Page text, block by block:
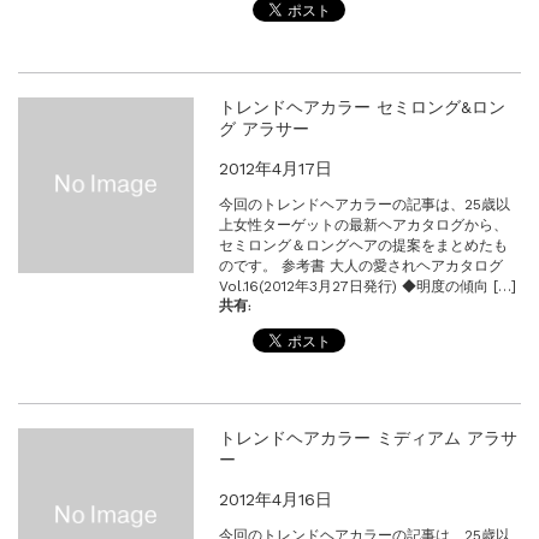
トレンドヘアカラー セミロング&ロン
グ アラサー
2012年4月17日
今回のトレンドヘアカラーの記事は、25歳以
上女性ターゲットの最新ヘアカタログから、
セミロング＆ロングヘアの提案をまとめたも
のです。 参考書 大人の愛されヘアカタログ
Vol.16(2012年3月27日発行) ◆明度の傾向 […]
共有:
トレンドヘアカラー ミディアム アラサ
ー
2012年4月16日
今回のトレンドヘアカラーの記事は、25歳以